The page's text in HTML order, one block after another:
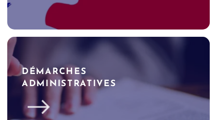
DÉMARCHES
ADMINISTRATIVES